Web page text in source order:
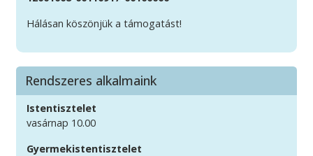
Hálásan köszönjük a támogatást!
Rendszeres alkalmaink
Istentisztelet
vasárnap 10.00
Gyermekistentisztelet